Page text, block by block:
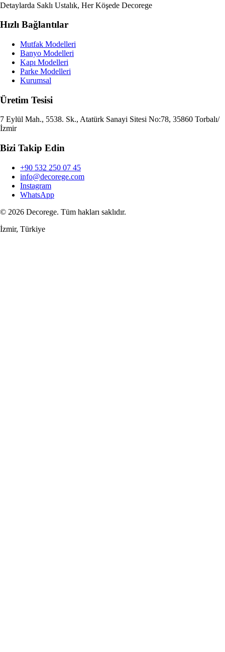
Detaylarda Saklı Ustalık, Her Köşede Decorege
Hızlı Bağlantılar
Mutfak Modelleri
Banyo Modelleri
Kapı Modelleri
Parke Modelleri
Kurumsal
Üretim Tesisi
7 Eylül Mah., 5538. Sk., Atatürk Sanayi Sitesi No:78, 35860 Torbalı/
İzmir
Bizi Takip Edin
+90 532 250 07 45
info@decorege.com
Instagram
WhatsApp
© 2026 Decorege. Tüm hakları saklıdır.
İzmir, Türkiye